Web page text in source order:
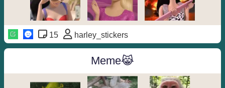
15 harley_stickers
Meme😹